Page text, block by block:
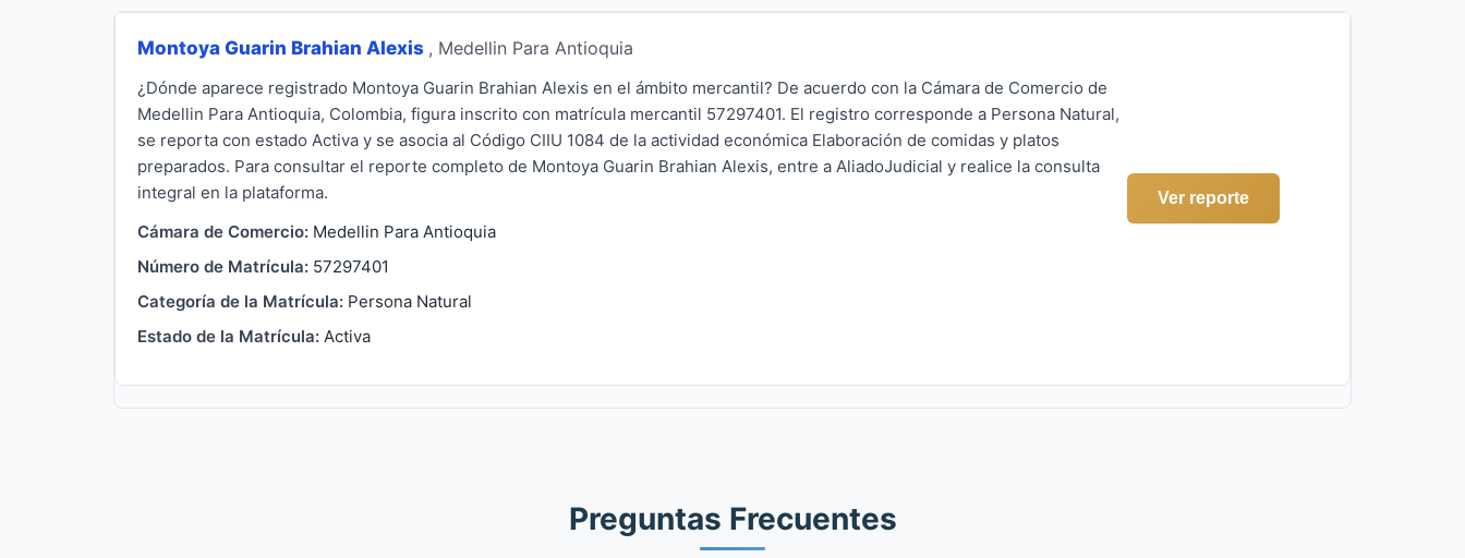
Montoya Guarin Brahian Alexis , Medellin Para Antioquia
¿Dónde aparece registrado Montoya Guarin Brahian Alexis en el ámbito mercantil? De acuerdo con la Cámara de Comercio de
Medellin Para Antioquia, Colombia, figura inscrito con matrícula mercantil 57297401. El registro corresponde a Persona Natural,
se reporta con estado Activa y se asocia al Código CIIU 1084 de la actividad económica Elaboración de comidas y platos
preparados. Para consultar el reporte completo de Montoya Guarin Brahian Alexis, entre a AliadoJudicial y realice la consulta
integral en la plataforma.
Cámara de Comercio: Medellin Para Antioquia
Número de Matrícula: 57297401
Categoría de la Matrícula: Persona Natural
Estado de la Matrícula: Activa
Ver reporte
Preguntas Frecuentes